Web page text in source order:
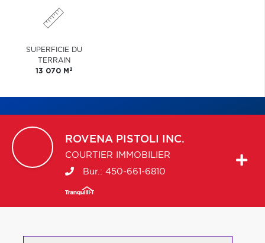
SUPERFICIE DU
TERRAIN
13 070 M 2
ROVENA PISTOLI INC.
COURTIER IMMOBILIER
Bur.: 450-661-6810